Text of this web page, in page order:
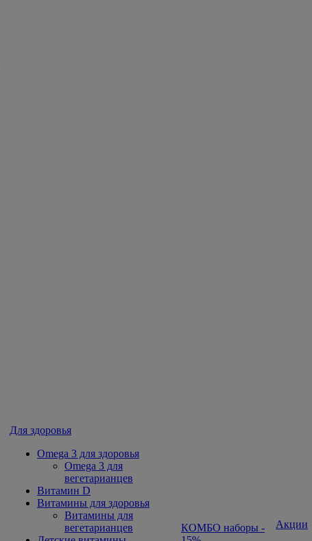
Для здоровья
Omega 3 для здоровья
Omega 3 для
вегетарианцев
Витамин D
Витамины для здоровья
Витамины для
вегетарианцев
КОМБО наборы -
Акции